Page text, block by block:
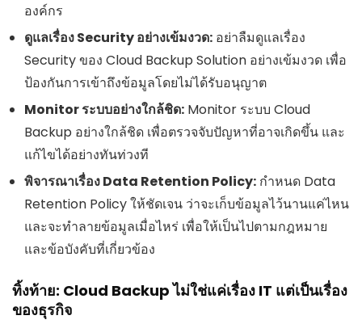
องค์กร
ดูแลเรื่อง Security อย่างเข้มงวด: อย่าลืมดูแลเรื่อง
Security ของ Cloud Backup Solution อย่างเข้มงวด เพื่อ
ป้องกันการเข้าถึงข้อมูลโดยไม่ได้รับอนุญาต
Monitor ระบบอย่างใกล้ชิด: Monitor ระบบ Cloud
Backup อย่างใกล้ชิด เพื่อตรวจจับปัญหาที่อาจเกิดขึ้น และ
แก้ไขได้อย่างทันท่วงที
พิจารณาเรื่อง Data Retention Policy: กำหนด Data
Retention Policy ให้ชัดเจน ว่าจะเก็บข้อมูลไว้นานแค่ไหน
และจะทำลายข้อมูลเมื่อไหร่ เพื่อให้เป็นไปตามกฎหมาย
และข้อบังคับที่เกี่ยวข้อง
ทิ้งท้าย: Cloud Backup ไม่ใช่แค่เรื่อง IT แต่เป็นเรื่อง
ของธุรกิจ